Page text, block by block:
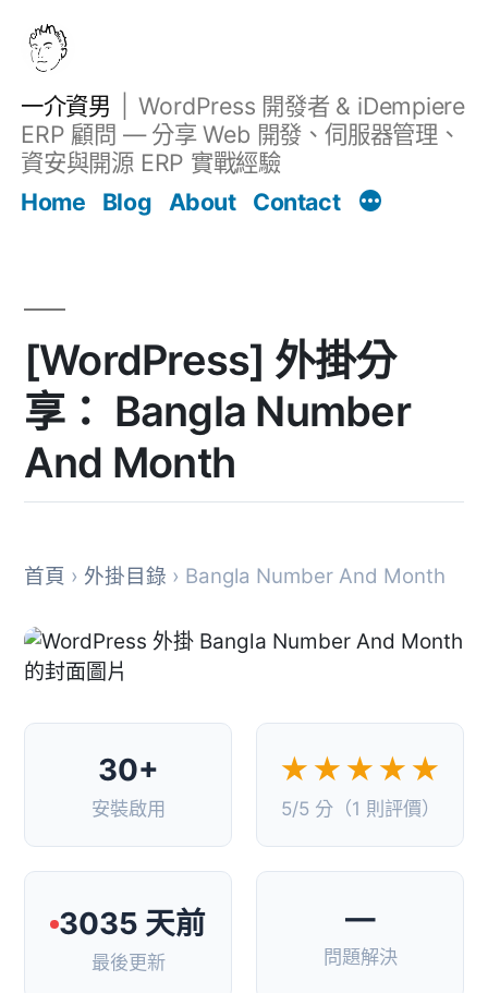
一介資男
WordPress 開發者 & iDempiere
ERP 顧問 — 分享 Web 開發、伺服器管理、
資安與開源 ERP 實戰經驗
Home
Blog About Contact
[WordPress] 外掛分
享： Bangla Number
And Month
首頁 › 外掛目錄 › Bangla Number And Month
30+
安裝啟用
★★★★★
5/5 分（1 則評價）
3035 天前
最後更新
—
問題解決
文章